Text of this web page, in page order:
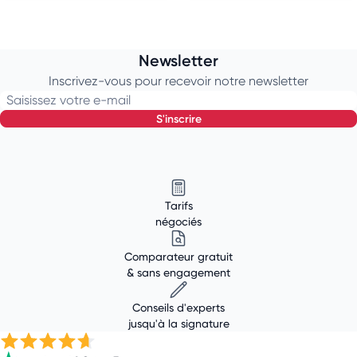
Newsletter
Inscrivez-vous pour recevoir notre newsletter
Saisissez votre e-mail
s'inscrire
Tarifs
négociés
Comparateur gratuit
& sans engagement
Conseils d'experts
jusqu'à la signature